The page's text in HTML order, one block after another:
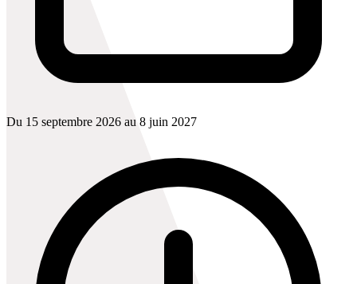
Du 15 septembre 2026 au 8 juin 2027